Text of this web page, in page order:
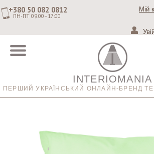
+380 50 082 0812
ПН-ПТ 09:00–17:00
Мій
INTERIOMANIA
ПЕРШИЙ УКРАЇНСЬКИЙ ОНЛАЙН-БРЕНД